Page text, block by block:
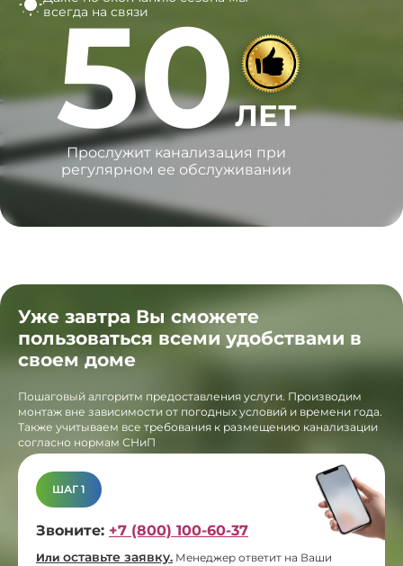
всегда на связи
50ЛЕТ
Прослужит канализация при
регулярном ее обслуживании
Уже завтра Вы сможете
пользоваться всеми удобствами в
своем доме
Пошаговый алгоритм предоставления услуги. Производим
монтаж вне зависимости от погодных условий и времени года.
Также учитываем все требования к размещению канализации
согласно нормам СНиП
ШАГ 1
Звоните: +7 (800) 100-60-37
Или оставьте заявку. Менеджер ответит на Ваши